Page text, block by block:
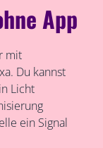
App
mit
Du kannst
Licht
ein Signal